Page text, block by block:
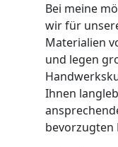
Bei meine
wir für
Materialien
und legen
Ihnen
bevorzugten